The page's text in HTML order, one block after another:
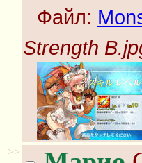
Файл:
Strength
>>